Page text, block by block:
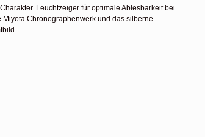
Leuchtzeiger für optimale Ablesbarkeit bei
Chronographenwerk und das silberne